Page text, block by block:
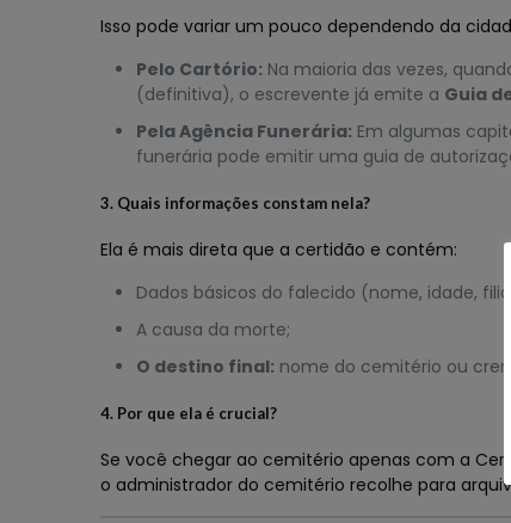
Isso pode variar um pouco dependendo da
Pelo Cartório: Na maioria das vezes,
(definitiva), o escrevente já emite a Guia
Pela Agência Funerária: Em algumas
funerária pode emitir uma guia de
3. Quais informações constam nela?
Ela é mais direta que a certidão e contém:
Dados básicos do falecido (nome, idade,
A causa da morte;
O destino final: nome do cemitério ou
4. Por que ela é crucial?
Se você chegar ao cemitério apenas com a
o administrador do cemitério recolhe para